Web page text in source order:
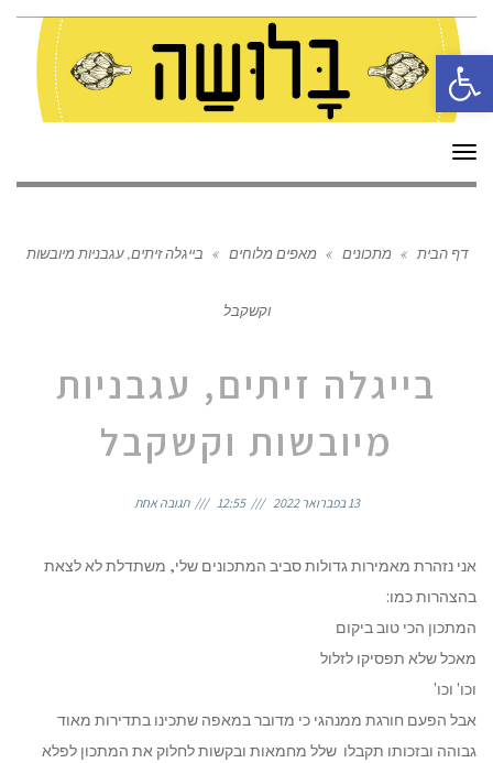
פתח סרגל נגישות
תפריט
דף הבית » מתכונים » מאפים מלוחים » בייגלה זיתים, עגבניות מיובשות
וקשקבל
בייגלה זיתים, עגבניות
מיובשות וקשקבל
13 בפברואר 2022 12:55 תגובה אחת
אני נזהרת מאמירות גדולות סביב המתכונים שלי, משתדלת לא לצאת
בהצהרות כמו:
המתכון הכי טוב ביקום
מאכל שלא תפסיקו לזלול
וכו' וכו'
אבל הפעם חורגת ממנהגי כי מדובר במאפה שתכינו בתדירות מאוד
גבוהה ובזכותו תקבלו שלל מחמאות ובקשות לחלוק את המתכון לפלא